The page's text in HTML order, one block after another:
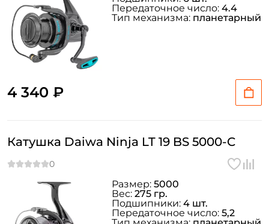
4 340 ₽
Передаточное число: 4.4
Тип механизма: планетарный
Катушка Daiwa Ninja LT 19 BS 5000-C
Размер: 5000
Вес: 275 гр.
Подшипники: 4 шт.
Передаточное число: 5,2